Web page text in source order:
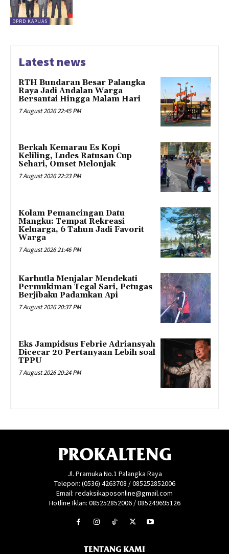
DPRD KAPUAS
Latest news
RTH Bundaran Besar Palangka
Raya Jadi Andalan Warga
Bersantai Hingga Malam Hari
7 August 2026 22:45 PM
Berkah Kemarau Es Kopi
Keliling, Ludes Ratusan Cup
Sehari, Omset Melonjak
7 August 2026 22:23 PM
Kolam Pemancingan Datu
Mangku: Tempat Rekreasi
Keluarga, 6 Tahun Jadi Favorit
Warga
7 August 2026 21:46 PM
Karhutla Menjalar Mendekati
Permukiman Tegal Sari, Petugas
Berjibaku Padamkan Api
7 August 2026 20:37 PM
Eks Jampidsus Febrie Adriansyah
Dicecar 20 Pertanyaan Lebih soal
TPPU
7 August 2026 20:24 PM
PROKALTENG
Jl. Pramuka No.1 Palangka Raya
Telepon: (0536) 4263708 / 085252852006
Email: redaksikaposonline@gmail.com
Hotline Iklan: 085252852006 / 085249695126
TENTANG KAMI